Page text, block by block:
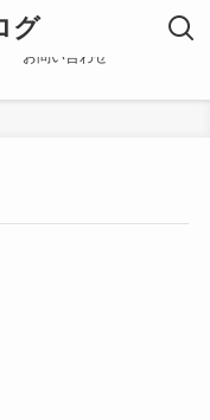
グ
お問い合わせ